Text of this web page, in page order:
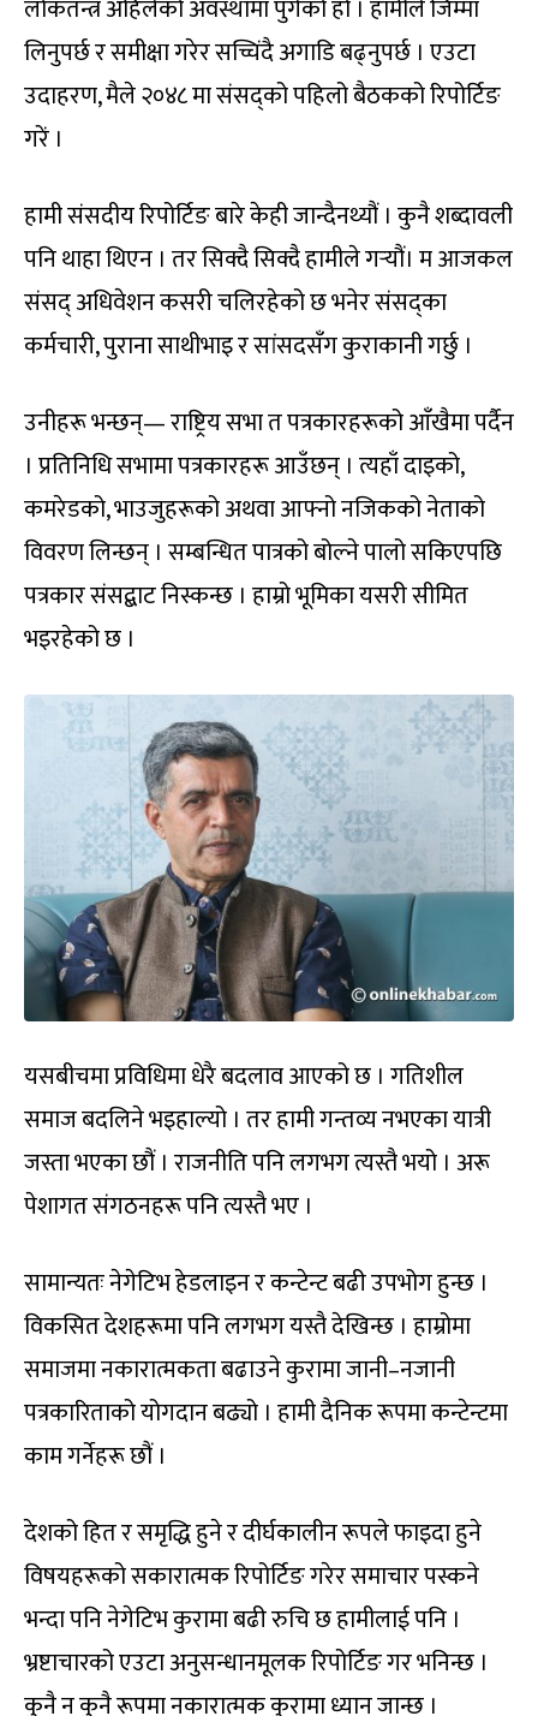
लोकतन्त्र अहिलेको अवस्थामा पुगेको हो । हामीले जिम्मा
लिनुपर्छ र समीक्षा गरेर सच्चिंदै अगाडि बढ्नुपर्छ । एउटा
उदाहरण, मैले २०४८ मा संसद्को पहिलो बैठकको रिपोर्टिङ
गरें ।
हामी संसदीय रिपोर्टिङ बारे केही जान्दैनथ्यौं । कुनै शब्दावली
पनि थाहा थिएन । तर सिक्दै सिक्दै हामीले गर्‍यौं। म आजकल
संसद् अधिवेशन कसरी चलिरहेको छ भनेर संसद्का
कर्मचारी, पुराना साथीभाइ र सांसदसँग कुराकानी गर्छु ।
उनीहरू भन्छन्— राष्ट्रिय सभा त पत्रकारहरूको आँखैमा पर्दैन
। प्रतिनिधि सभामा पत्रकारहरू आउँछन् । त्यहाँ दाइको,
कमरेडको, भाउजुहरूको अथवा आफ्नो नजिकको नेताको
विवरण लिन्छन् । सम्बन्धित पात्रको बोल्ने पालो सकिएपछि
पत्रकार संसद्बाट निस्कन्छ । हाम्रो भूमिका यसरी सीमित
भइरहेको छ ।
यसबीचमा प्रविधिमा धेरै बदलाव आएको छ । गतिशील
समाज बदलिने भइहाल्यो । तर हामी गन्तव्य नभएका यात्री
जस्ता भएका छौं । राजनीति पनि लगभग त्यस्तै भयो । अरू
पेशागत संगठनहरू पनि त्यस्तै भए ।
सामान्यतः नेगेटिभ हेडलाइन र कन्टेन्ट बढी उपभोग हुन्छ ।
विकसित देशहरूमा पनि लगभग यस्तै देखिन्छ । हाम्रोमा
समाजमा नकारात्मकता बढाउने कुरामा जानी–नजानी
पत्रकारिताको योगदान बढ्यो । हामी दैनिक रूपमा कन्टेन्टमा
काम गर्नेहरू छौं ।
देशको हित र समृद्धि हुने र दीर्घकालीन रूपले फाइदा हुने
विषयहरूको सकारात्मक रिपोर्टिङ गरेर समाचार पस्कने
भन्दा पनि नेगेटिभ कुरामा बढी रुचि छ हामीलाई पनि ।
भ्रष्टाचारको एउटा अनुसन्धानमूलक रिपोर्टिङ गर भनिन्छ ।
कुनै न कुनै रूपमा नकारात्मक कुरामा ध्यान जान्छ ।